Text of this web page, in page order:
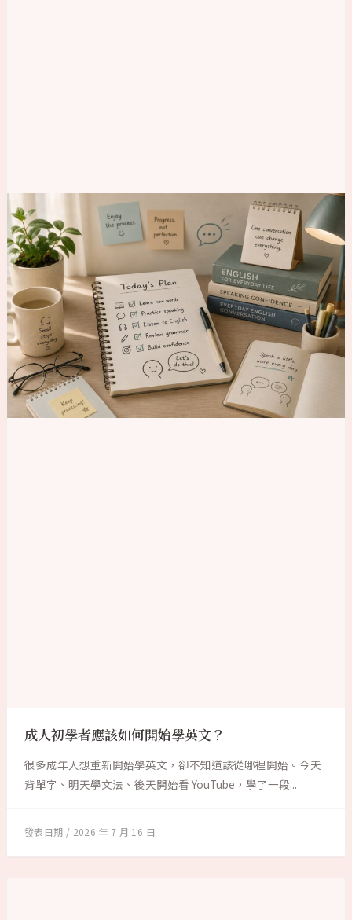
成人初學者應該如何開始學英文？
很多成年人想重新開始學英文，卻不知道該從哪裡開始。今天
背單字、明天學文法、後天開始看 YouTube，學了一段...
2026 年 7 月 16 日